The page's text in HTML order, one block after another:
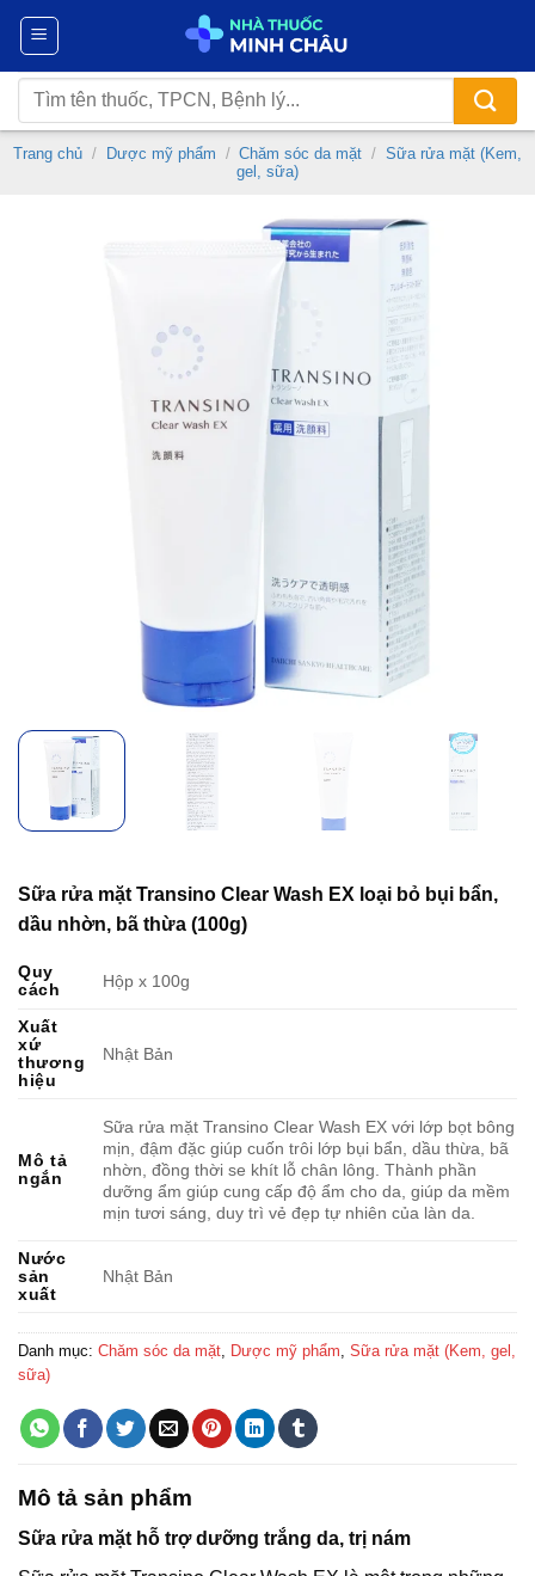
Chuyển
nội
dung
Tìm
kiếm:
Trang chủ / Dược mỹ phẩm / Chăm sóc da mặt / Sữa rửa mặt (Kem,
gel, sữa)
Sữa rửa mặt Transino Clear Wash EX loại bỏ bụi bẩn,
dầu nhờn, bã thừa (100g)
Quy
cách
Hộp x 100g
Xuất
xứ
thương
hiệu
Nhật Bản
Mô tả
ngắn
Sữa rửa mặt Transino Clear Wash EX với lớp bọt bông
mịn, đậm đặc giúp cuốn trôi lớp bụi bẩn, dầu thừa, bã
nhờn, đồng thời se khít lỗ chân lông. Thành phần
dưỡng ẩm giúp cung cấp độ ẩm cho da, giúp da mềm
mịn tươi sáng, duy trì vẻ đẹp tự nhiên của làn da.
Nước
sản
xuất
Nhật Bản
Danh mục: Chăm sóc da mặt Dược mỹ phẩm Sữa rửa mặt (Kem, gel,
sữa)
Mô tả sản phẩm
Sữa rửa mặt hỗ trợ dưỡng trắng da, trị nám